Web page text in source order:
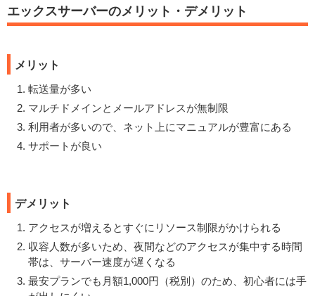
エックスサーバーのメリット・デメリット
メリット
転送量が多い
マルチドメインとメールアドレスが無制限
利用者が多いので、ネット上にマニュアルが豊富にある
サポートが良い
デメリット
アクセスが増えるとすぐにリソース制限がかけられる
収容人数が多いため、夜間などのアクセスが集中する時間
帯は、サーバー速度が遅くなる
最安プランでも月額1,000円（税別）のため、初心者には手